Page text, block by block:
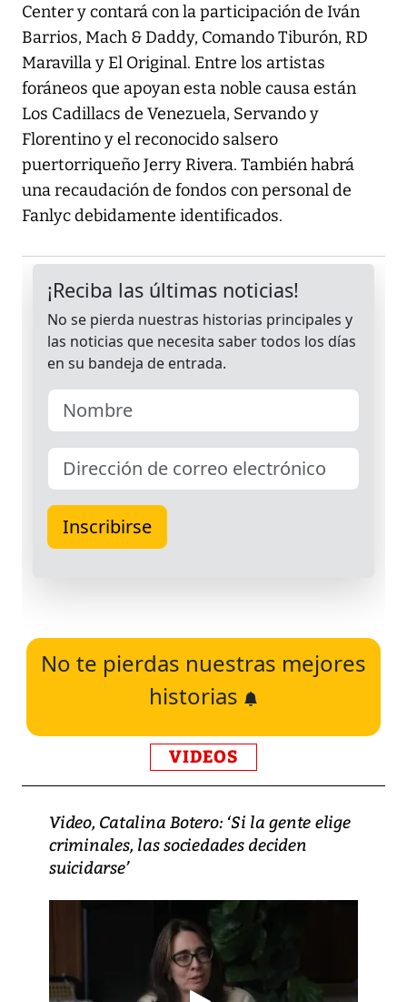
Center y contará con la participación de Iván
Barrios, Mach & Daddy, Comando Tiburón, RD
Maravilla y El Original. Entre los artistas
foráneos que apoyan esta noble causa están
Los Cadillacs de Venezuela, Servando y
Florentino y el reconocido salsero
puertorriqueño Jerry Rivera. También habrá
una recaudación de fondos con personal de
Fanlyc debidamente identificados.
No te pierdas nuestras mejores
historias
VIDEOS
Video, Catalina Botero: ‘Si la gente elige
criminales, las sociedades deciden
suicidarse’